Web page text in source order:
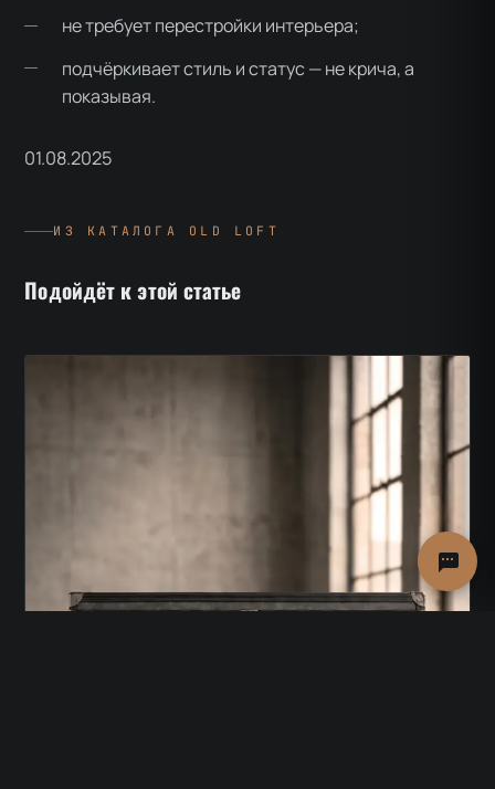
не требует перестройки интерьера;
подчёркивает стиль и статус — не крича, а
показывая.
01.08.2025
ИЗ КАТАЛОГА OLD LOFT
Подойдёт к этой статье